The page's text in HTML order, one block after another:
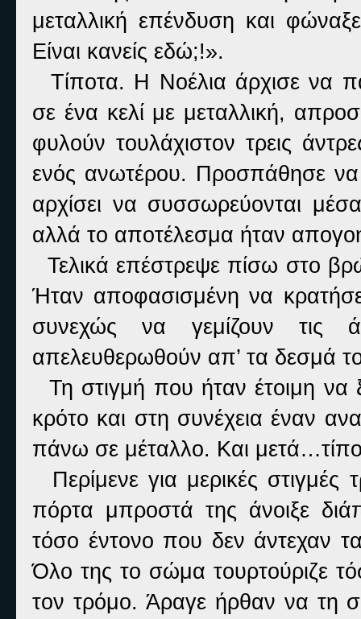
μεταλλική επένδυση και
Είναι κανείς εδώ;!».
Τίποτα. Η Νοέλια άρχισε να
σε ένα κελί με μεταλλική,
φυλούν τουλάχιστον τρεις
ενός ανωτέρου. Προσπάθησε
αρχίσει να συσσωρεύονται
αλλά το αποτέλεσμα ήταν
Τελικά επέστρεψε πίσω στο
Ήταν αποφασισμένη να
συνεχώς να γεμίζουν τις
απελευθερωθούν απ’ τα δεσμά
Τη στιγμή που ήταν έτοιμη
κρότο και στη συνέχεια έναν
πάνω σε μέταλλο. Και
Περίμενε για μερικές
πόρτα μπροστά της άνοιξε
τόσο έντονο που δεν άντεχαν
Όλο της το σώμα τουρτούριζε
τον τρόμο. Άραγε ήρθαν να τη